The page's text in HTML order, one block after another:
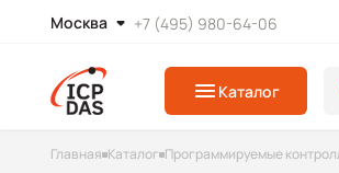
Москва +7 (495) 980-64-06
Каталог
Главная Каталог Программируемые